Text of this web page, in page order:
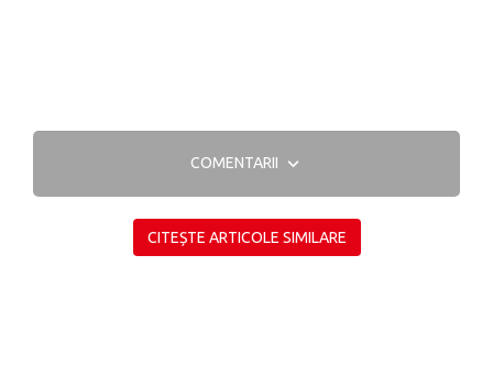
COMENTARII
CITEȘTE ARTICOLE SIMILARE